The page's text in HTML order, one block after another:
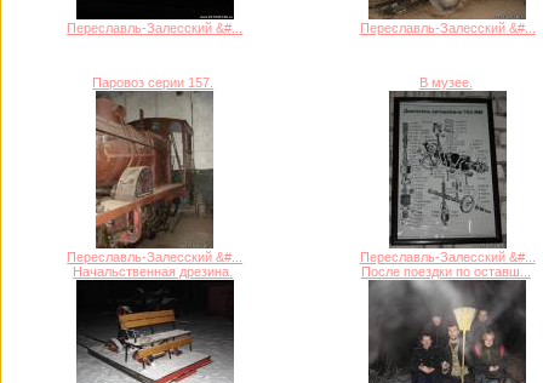
Переславль-Залесский &#... Переславль-Залесский &#...
Паровоз серии 157.
Переславль-Залесский &#...
В музее.
Переславль-Залесский &#...
Начальственная дрезина.
После поездки по оставш...